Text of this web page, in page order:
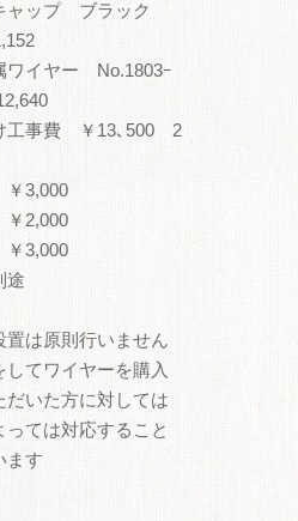
ャップ ブラック
ワイヤー No.1803ｰ
工事費 ￥13､500 2
3,000
2,000
3,000
途
は原則行いません
してワイヤーを購入
だいた方に対しては
っては対応すること
ます